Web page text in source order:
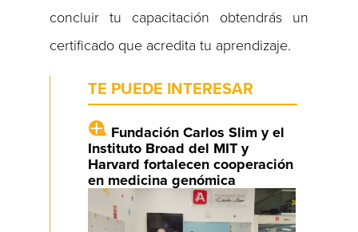
concluir tu capacitación obtendrás un
certificado que acredita tu aprendizaje.
TE PUEDE INTERESAR
Fundación Carlos Slim y el
Instituto Broad del MIT y
Harvard fortalecen cooperación
en medicina genómica